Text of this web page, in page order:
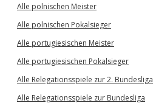
Alle polnischen Meister
Alle polnischen Pokalsieger
Alle portugiesischen Meister
Alle portugiesischen Pokalsieger
Alle Relegationsspiele zur 2. Bundesliga
Alle Relegationsspiele zur Bundesliga